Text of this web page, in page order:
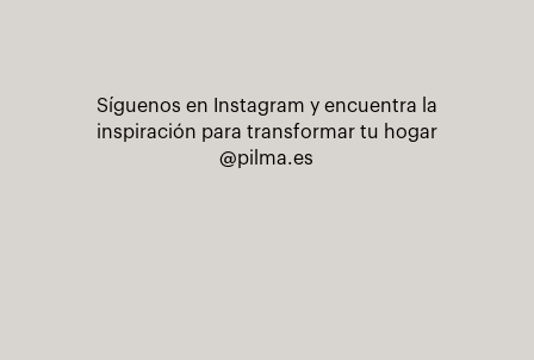
Síguenos en Instagram y encuentra la
inspiración para transformar tu hogar
@pilma.es